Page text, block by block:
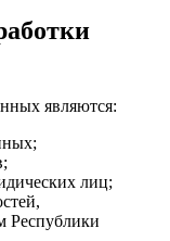
являются:
лиц;
Республики